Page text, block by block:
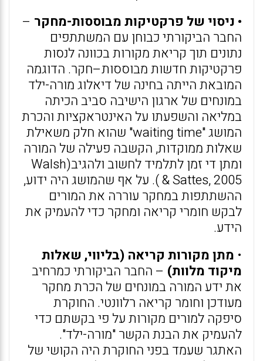
• ניסוי של פרקטיקות מבוססות-מחקר –
החבר הביקורתי כבוחן עם המשתתפים
נתונים תוך קריאת מקורות בכוונה לנסות
פרקטיקות חדשות מבוססות–חקר. הדוגמה
המובאת הייתה בחינה של דיאלוג מורה-ילד
במונחים של ארגון הישיבה סביב הכיתה
במליאה והשפעתו על האינטראקציות והכרת
המושג "waiting time" שהוא חלק משאילת
שאלות ממוקדות, הקשבה פעילה של המורה
ומתן די זמן לתלמיד לחשוב ולהגיב(Walsh
& Sattes, 2005 ). על אף שהמושג היה ידוע,
ההשתתפות במחקר עוררה את המורים
לבקש חומרי קריאה ומחקר כדי להעמיק את
הידע.
• מתן מקורות קריאה (בליווי, שאלות
מיקוד מלוות) – החבר הביקורתי כמרחיב
את ידע המורה במונחים של הכרת מחקר
מעודכן וחומר קריאה רלוונטי. החוקרת
סיפקה למורים מקורות על פי בקשתם כדי
להעמיק את הבנת הקשר "מורה-ילד".
האתגר שעמד בפני החוקרת היה הקושי של